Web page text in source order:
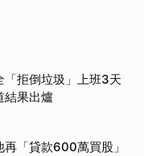
「拒倒垃圾」上班3天
果出爐
「貸款600萬買股」